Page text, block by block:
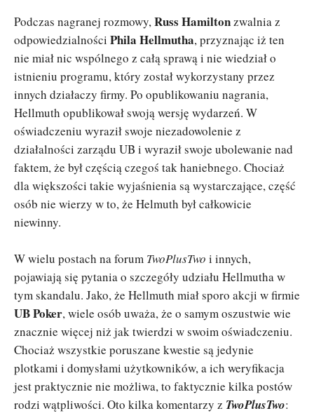
Podczas nagranej rozmowy,Russ Hamiltonzwalnia z
odpowiedzialności Phila Hellmutha, przyznając iż ten
nie miał nic wspólnego z całą sprawą i nie wiedział o
istnieniu programu, który został wykorzystany przez
innych działaczy firmy. Po opublikowaniu nagrania,
Hellmuth opublikował swoją wersję wydarzeń. W
oświadczeniu wyraził swoje niezadowolenie z
działalności zarządu UB i wyraził swoje ubolewanie nad
faktem, że był częścią czegoś tak haniebnego. Chociaż
dla większości takie wyjaśnienia są wystarczające, część
osób nie wierzy w to, że Helmuth był całkowicie
niewinny.
W wielu postach na forum TwoPlusTwo i innych,
pojawiają się pytania o szczegóły udziału Hellmutha w
tym skandalu. Jako, że Hellmuth miał sporo akcji w firmie
UB Poker, wiele osób uważa, że o samym oszustwie wie
znacznie więcej niż jak twierdzi w swoim oświadczeniu.
Chociaż wszystkie poruszane kwestie są jedynie
plotkami i domysłami użytkowników, a ich weryfikacja
jest praktycznie nie możliwa, to faktycznie kilka postów
rodzi wątpliwości. Oto kilka komentarzy z TwoPlusTwo: